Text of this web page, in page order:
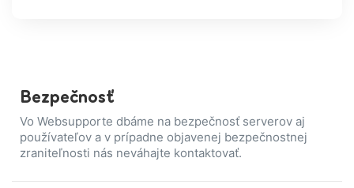
Bezpečnosť
Vo Websupporte dbáme na bezpečnosť serverov aj
používateľov a v prípadne objavenej bezpečnostnej
zraniteľnosti nás neváhajte kontaktovať.